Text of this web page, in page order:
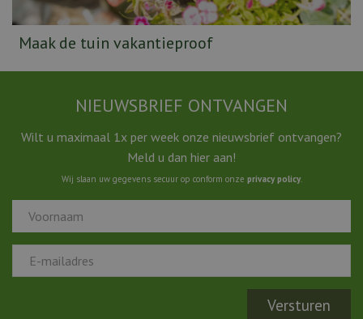
Maak de tuin vakantieproof
NIEUWSBRIEF ONTVANGEN
Wilt u maximaal 1x per week onze nieuwsbrief ontvangen?
Meld u dan hier aan!
Wij slaan uw gegevens secuur op conform onze privacy policy.